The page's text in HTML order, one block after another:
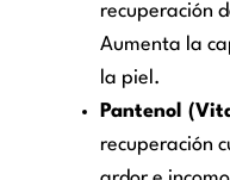
recuperación
Aumenta la
la piel.
Pantenol
recuperación